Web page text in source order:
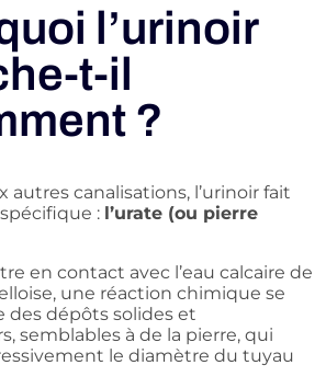
l’urinoir
t-il
?
autres canalisations, l’urinoir fait
: l’urate (ou pierre
en contact avec l’eau calcaire de
une réaction chimique se
des dépôts solides et
semblables à de la pierre, qui
le diamètre du tuyau